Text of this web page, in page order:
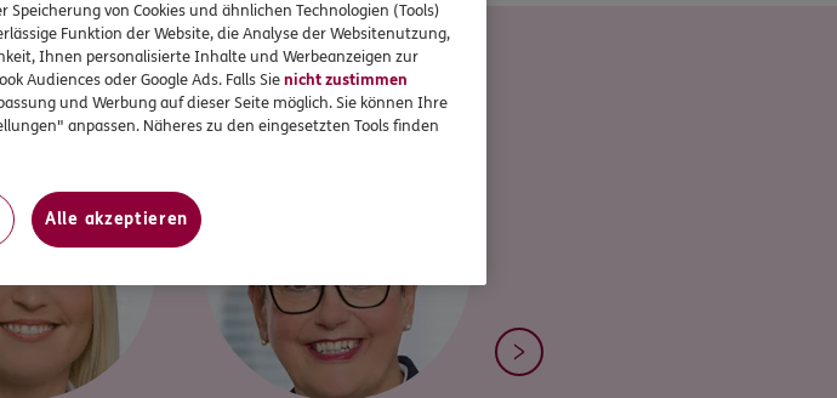
TEAM
Versicherung Mark Mühlhaus
von Cookies und ähnlichen Technologien (Tools)
Funktion der Website, die Analyse der Websitenutzung,
Ihnen personalisierte Inhalte und Werbeanzeigen zur
Audiences oder Google Ads. Falls Sienicht zustimmen
und Werbung auf dieser Seite möglich. Sie können Ihre
anpassen. Näheres zu den eingesetzten Tools finden
Alle akzeptieren